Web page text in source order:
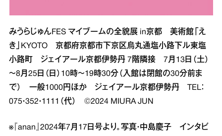
みうらじゅんFES マイブームの全貌展 in京都 美術館「え
き」KYOTO 京都府京都市下京区烏丸通塩小路下ル東塩
小路町 ジェイアール京都伊勢丹 7階隣接 7月13日（土）
～8月25日（日）10時～19時30分（入館は閉館の30分前ま
で） 一般1000円ほか ジェイアール京都伊勢丹 TEL：
075・352・1111（代） ©2024 MIURA JUN
※『anan』2024年7月17日号より。写真・中島慶子 インタビ